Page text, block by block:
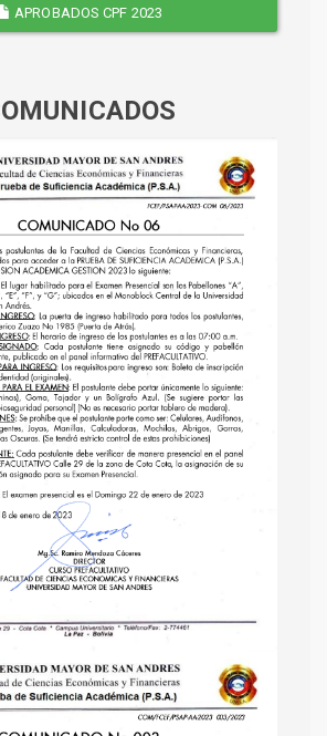
APROBADOS CPF 2023